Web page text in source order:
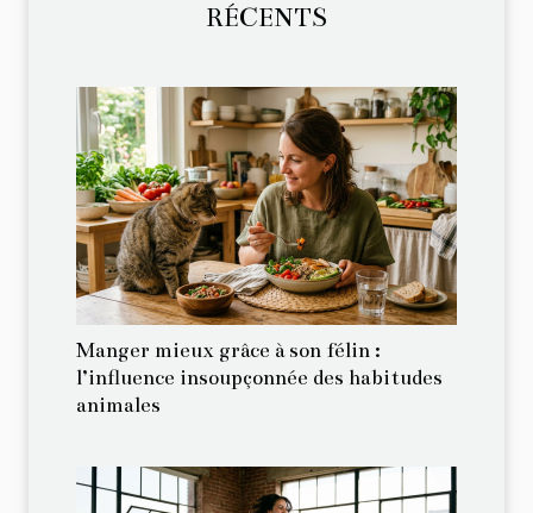
RÉCENTS
Manger mieux grâce à son félin :
l’influence insoupçonnée des habitudes
animales